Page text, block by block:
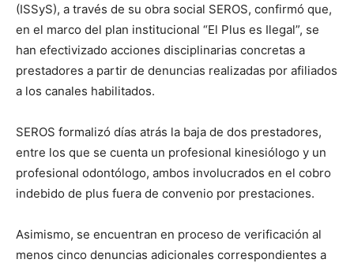
(ISSyS), a través de su obra social SEROS, confirmó que,
en el marco del plan institucional “El Plus es Ilegal”, se
han efectivizado acciones disciplinarias concretas a
prestadores a partir de denuncias realizadas por afiliados
a los canales habilitados.
SEROS formalizó días atrás la baja de dos prestadores,
entre los que se cuenta un profesional kinesiólogo y un
profesional odontólogo, ambos involucrados en el cobro
indebido de plus fuera de convenio por prestaciones.
Asimismo, se encuentran en proceso de verificación al
menos cinco denuncias adicionales correspondientes a